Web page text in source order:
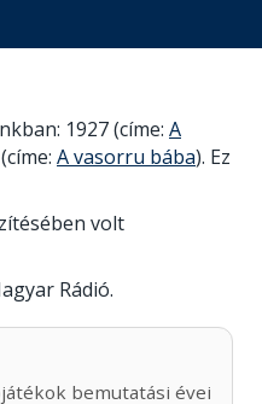
1927 (címe: A
A vasorru bába). Ez
volt
Rádió.
bemutatási évei